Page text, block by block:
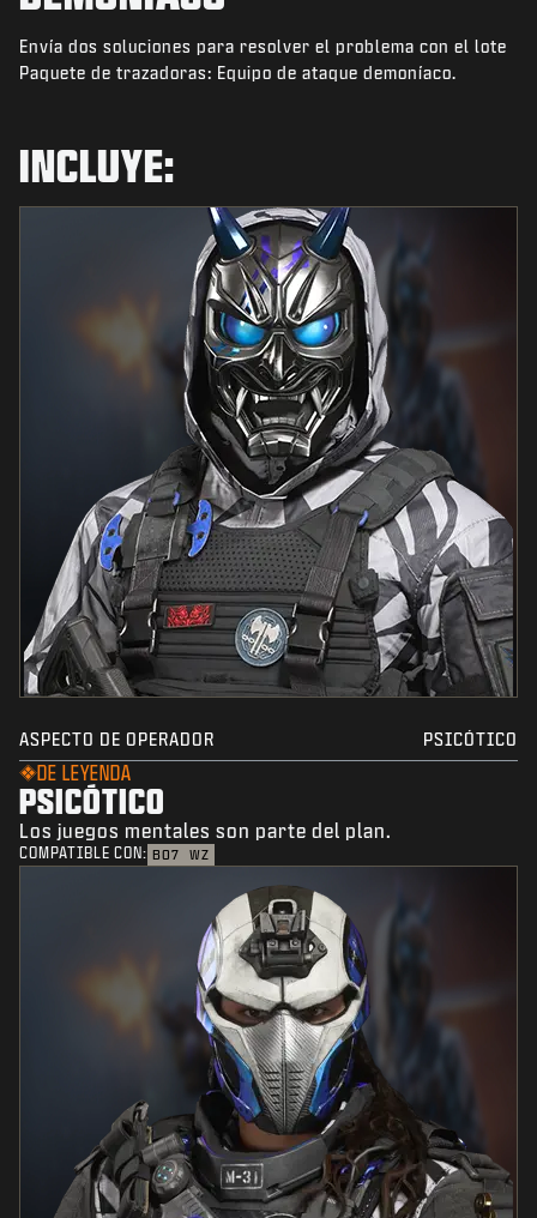
NOTICIAS
TIENDA
ATENCIÓN AL CLIENTE
Envía dos soluciones para resolver el problema con el lote
Paquete de trazadoras: Equipo de ataque demoníaco.
INCLUYE:
ASPECTO DE OPERADOR PSICÓTICO
DE LEYENDA
PSICÓTICO
Los juegos mentales son parte del plan.
COMPATIBLE CON: BO7 WZ